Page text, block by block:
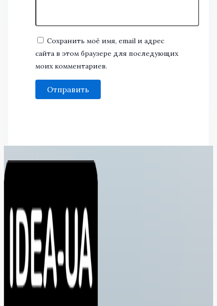
Сохранить моё имя, email и адрес
сайта в этом браузере для последующих
моих комментариев.